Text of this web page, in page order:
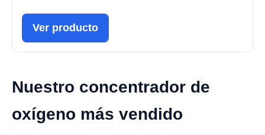
Ver producto
Nuestro concentrador de
oxígeno más vendido